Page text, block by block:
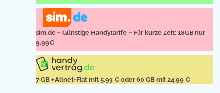
sim.de – Günstige Handytarife – Für kurze Zeit: 18GB nur
9,99€
7 GB + Allnet-Flat mit 5,99 € oder 60 GB mit 24,99 €